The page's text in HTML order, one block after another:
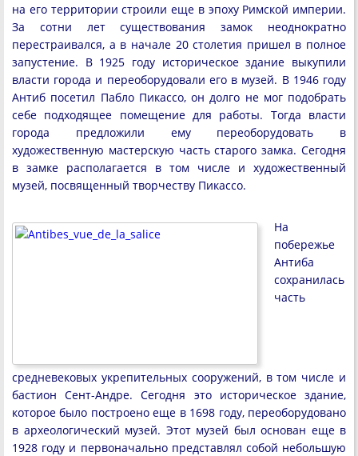
на его территории строили еще в эпоху Римской империи.
За сотни лет существования замок неоднократно
перестраивался, а в начале 20 столетия пришел в полное
запустение. В 1925 году историческое здание выкупили
власти города и переоборудовали его в музей. В 1946 году
Антиб посетил Пабло Пикассо, он долго не мог подобрать
себе подходящее помещение для работы. Тогда власти
города предложили ему переоборудовать в
художественную мастерскую часть старого замка. Сегодня
в замке располагается в том числе и художественный
музей, посвященный творчеству Пикассо.
На
побережье
Антиба
сохранилась
часть
средневековых укрепительных сооружений, в том числе и
бастион Сент-Андре. Сегодня это историческое здание,
которое было построено еще в 1698 году, переоборудовано
в археологический музей. Этот музей был основан еще в
1928 году и первоначально представлял собой небольшую